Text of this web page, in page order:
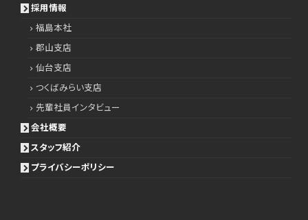
採用情報
福島本社
郡山支店
仙台支店
つくばみらい支店
先輩社員インタビュー
会社概要
スタッフ紹介
プライバシーポリシー